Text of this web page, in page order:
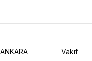
ANKARA Vakıf